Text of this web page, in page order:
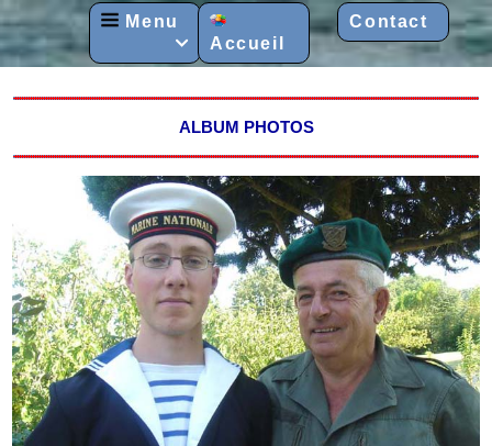
Menu
 Accueil
Contact
ALBUM PHOTOS